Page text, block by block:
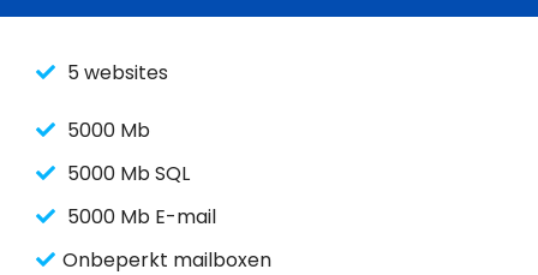
5 websites
5000 Mb
5000 Mb SQL
5000 Mb E-mail
Onbeperkt mailboxen